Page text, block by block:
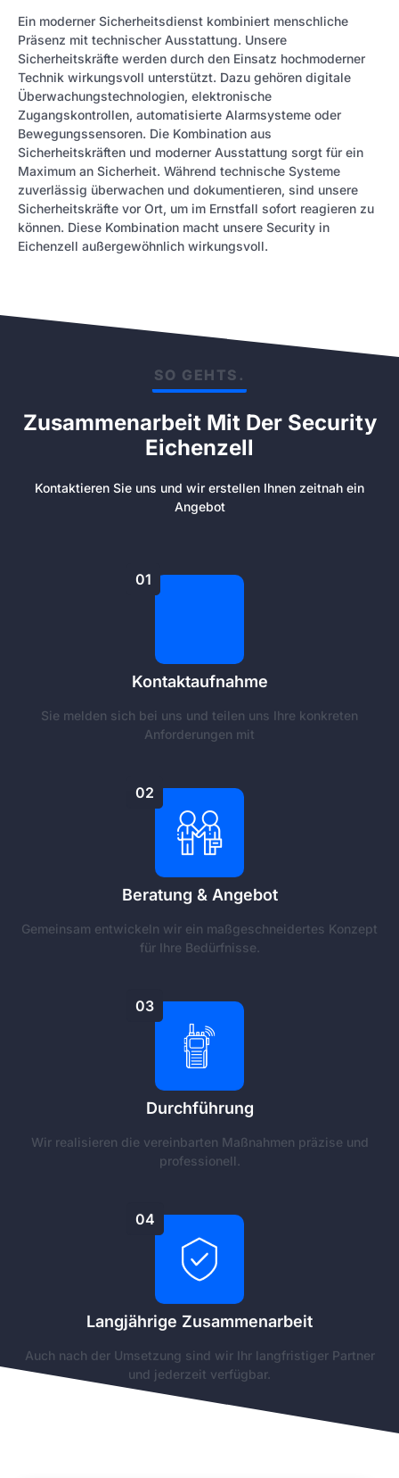
Ein moderner Sicherheitsdienst kombiniert menschliche
Präsenz mit technischer Ausstattung. Unsere
Sicherheitskräfte werden durch den Einsatz hochmoderner
Technik wirkungsvoll unterstützt. Dazu gehören digitale
Überwachungstechnologien, elektronische
Zugangskontrollen, automatisierte Alarmsysteme oder
Bewegungssensoren. Die Kombination aus
Sicherheitskräften und moderner Ausstattung sorgt für ein
Maximum an Sicherheit. Während technische Systeme
zuverlässig überwachen und dokumentieren, sind unsere
Sicherheitskräfte vor Ort, um im Ernstfall sofort reagieren zu
können. Diese Kombination macht unsere Security in
Eichenzell außergewöhnlich wirkungsvoll.
SO GEHTS.
Zusammenarbeit Mit Der Security
Eichenzell
Kontaktieren Sie uns und wir erstellen Ihnen zeitnah ein
Angebot
01
Kontaktaufnahme
Sie melden sich bei uns und teilen uns Ihre konkreten
Anforderungen mit
02
Beratung & Angebot
Gemeinsam entwickeln wir ein maßgeschneidertes Konzept
für Ihre Bedürfnisse.
03
Durchführung
Wir realisieren die vereinbarten Maßnahmen präzise und
professionell.
04
Langjährige Zusammenarbeit
Auch nach der Umsetzung sind wir Ihr langfristiger Partner
und jederzeit verfügbar.